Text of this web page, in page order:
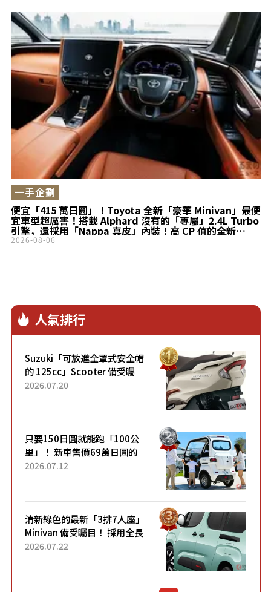
便宜「415 萬日圓」！Toyota 全新「豪華 Minivan」最便
宜車型超厲害！搭載 Alphard 沒有的「專屬」2.4L Turbo
引擎，還採用「Nappa 真皮」內裝！高 CP 值的全新
Vellfire Z Premier 究竟有什麼魅力？
一手企劃
2026-08-06
人氣排行
Suzuki「可放進全罩式安全帽
的 125cc」Scooter 備受矚
目！採用全新流線設計與各項
2026.07.20
只要150日圓就能跑「100公
里」！ 新車售價69萬日圓的
「3人座」Trike大受歡迎！ 順
2026.07.12
清新綠色的最新「3排7人座」
Minivan 備受矚目！ 採用全長
4.7公尺剛剛好的車身尺寸與
2026.07.22